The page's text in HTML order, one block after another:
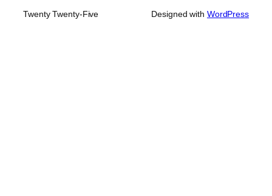
Twenty Twenty-Five Designed with WordPress